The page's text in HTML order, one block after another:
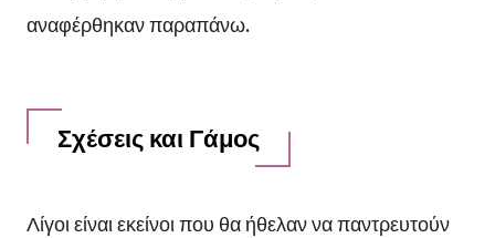
αναφέρθηκαν παραπάνω.
Σχέσεις και Γάμος
Λίγοι είναι εκείνοι που θα ήθελαν να παντρευτούν